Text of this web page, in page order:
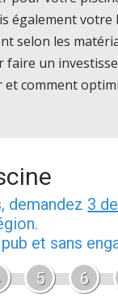
également
selon les
un
et comment
demandez 3
et sans
5 6